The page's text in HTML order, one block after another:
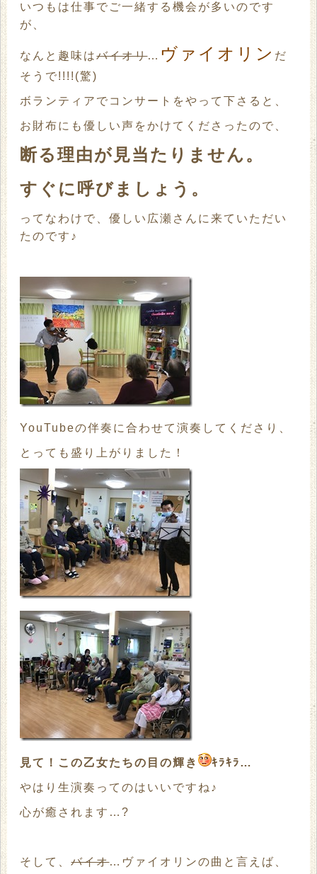
いつもは仕事でご一緒する機会が多いのです
が、
なんと趣味はバイオリ… ヴァイオリン だ
そうで!!!!(驚)
ボランティアでコンサートをやって下さると、
お財布にも優しい声をかけてくださったので、
断る理由が見当たりません。
すぐに呼びましょう。
ってなわけで、優しい広瀬さんに来ていただい
たのです♪
YouTubeの伴奏に合わせて演奏してくださり、
とっても盛り上がりました！
見て！この乙女たちの目の輝き ｷﾗｷﾗ…
やはり生演奏ってのはいいですね♪
心が癒されます…?
そして、バイオ…ヴァイオリンの曲と言えば、